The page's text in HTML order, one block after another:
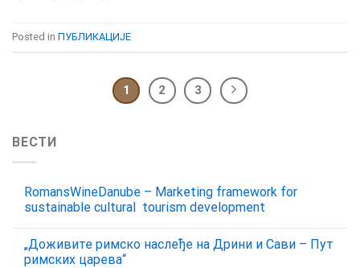
Posted in ПУБЛИКАЦИЈЕ
1 2 3
ВЕСТИ
RomansWineDanube – Marketing framework for
sustainable cultural tourism development
„Доживите римско наслеђе на Дрини и Сави – Пут
римских царева“